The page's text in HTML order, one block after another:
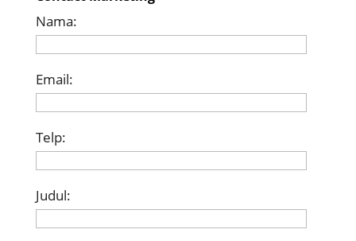
Nama:
Email:
Telp:
Judul: